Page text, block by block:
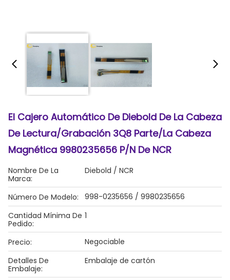
El Cajero Automático De Diebold De La Cabeza
De Lectura/grabación 3Q8 Parte/la Cabeza
Magnética 9980235656 P/N De NCR
Nombre De La
Marca:
Diebold / NCR
Número De Modelo:
998-0235656 / 9980235656
Cantidad Mínima De
Pedido:
1
Precio:
Negociable
Detalles De
Embalaje:
Embalaje de cartón